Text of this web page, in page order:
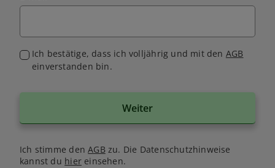
Ich bestätige, dass ich volljährig und mit den AGB
einverstanden bin.
Weiter
Ich stimme denAGB zu. Die Datenschutzhinweise
kannst du hiereinsehen.